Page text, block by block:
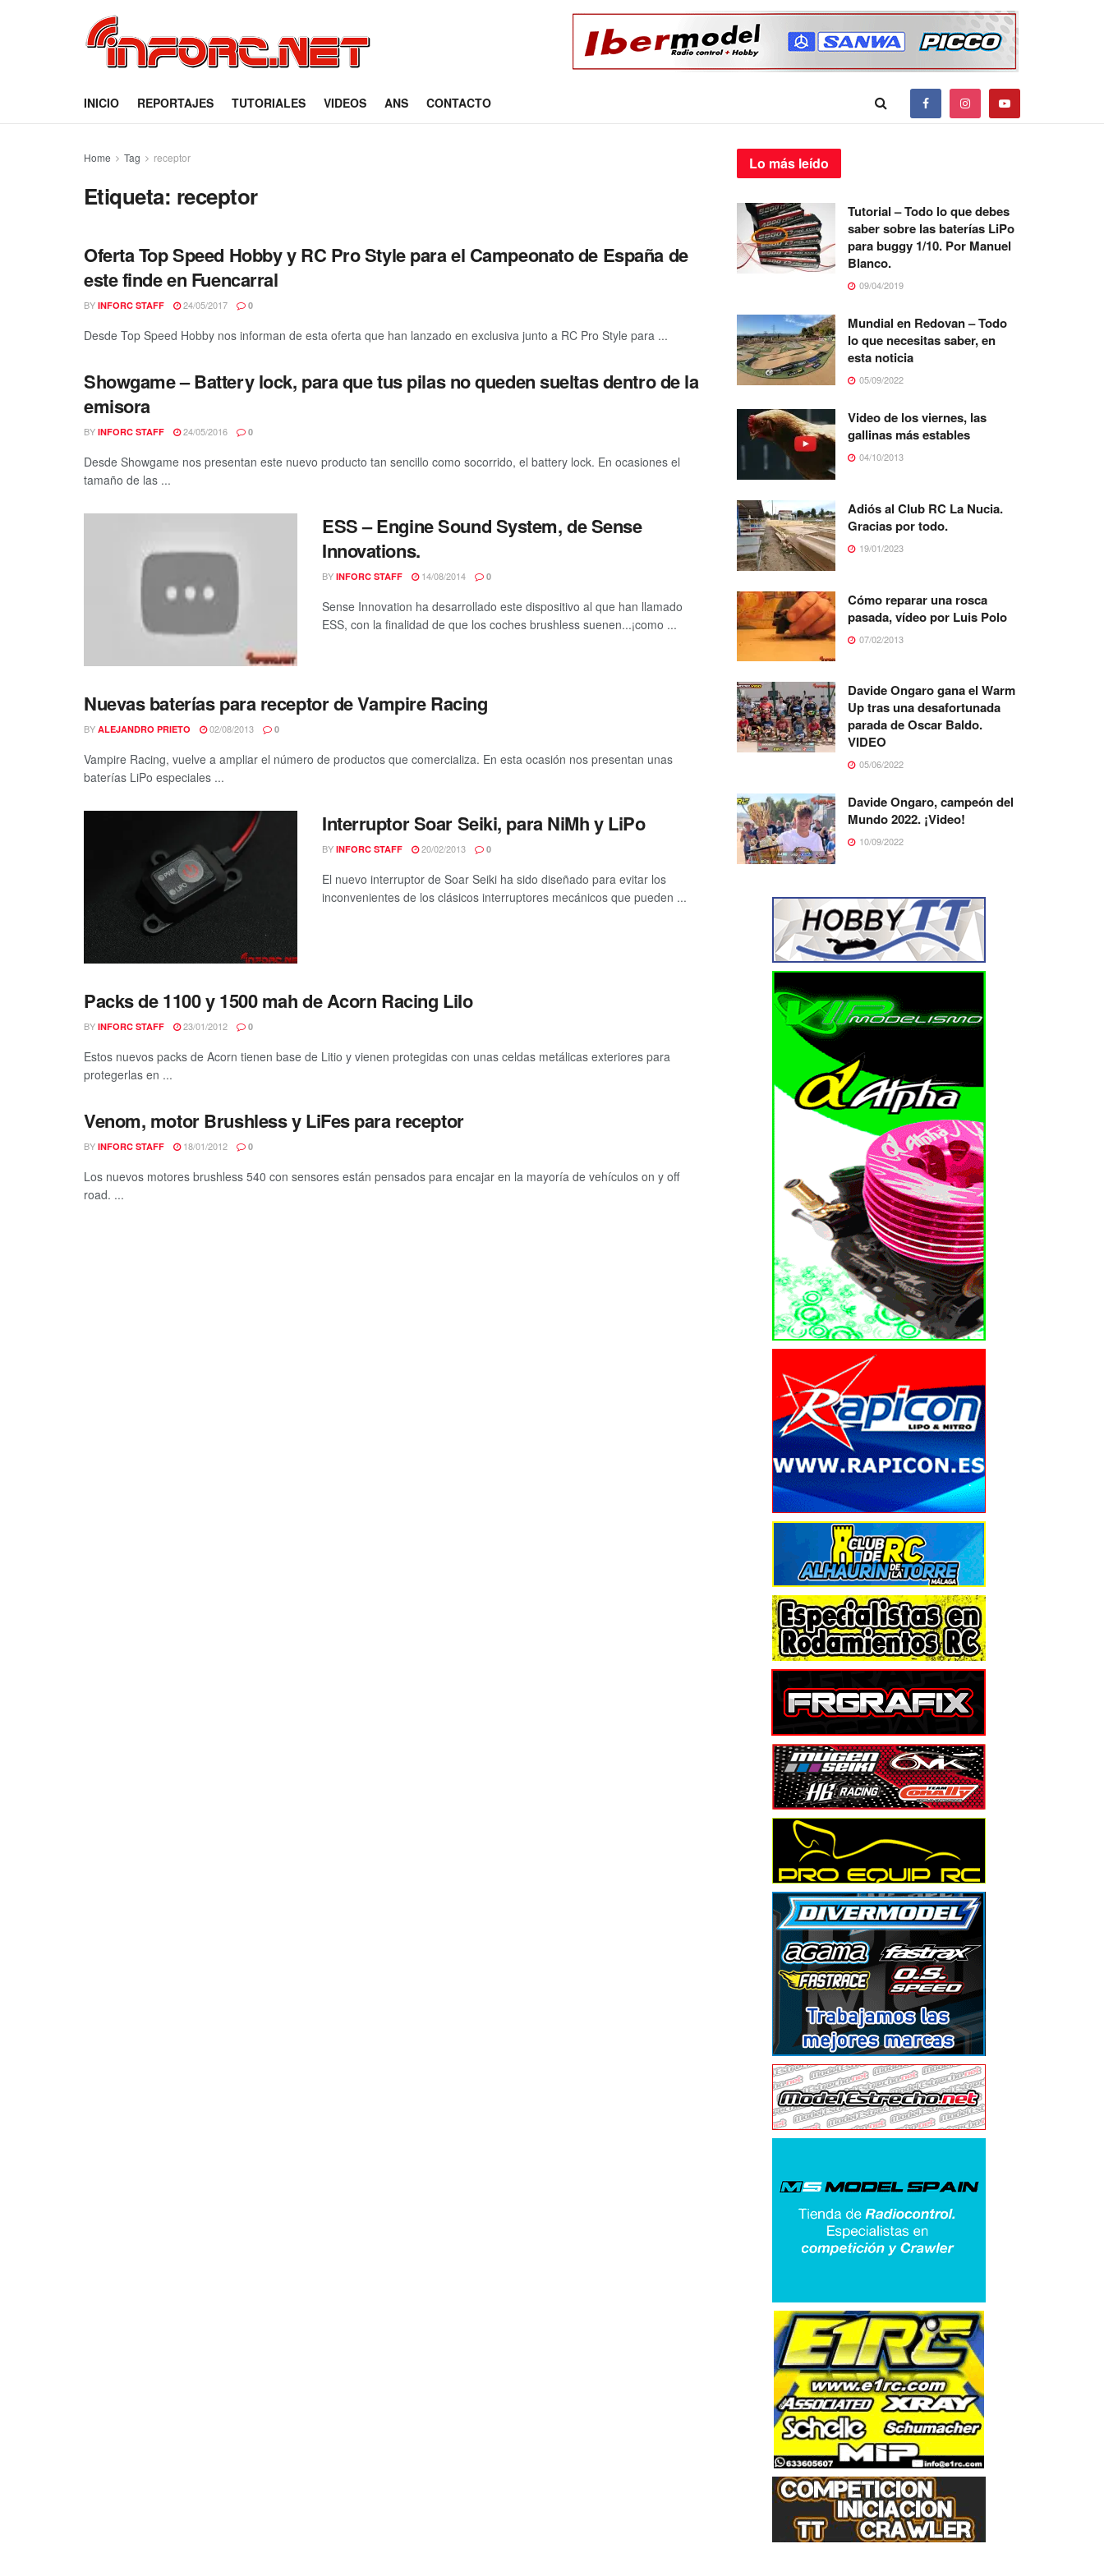
INICIO REPORTAJES TUTORIALES VIDEOS ANS CONTACTO
Home Tag receptor
Etiqueta: receptor
Oferta Top Speed Hobby y RC Pro Style para el Campeonato de España de
este finde en Fuencarral
BY INFORC STAFF 24/05/2017 0
Desde Top Speed Hobby nos informan de esta oferta que han lanzado en exclusiva junto a RC Pro Style para ...
Showgame – Battery lock, para que tus pilas no queden sueltas dentro de la
emisora
BY INFORC STAFF 24/05/2016 0
Desde Showgame nos presentan este nuevo producto tan sencillo como socorrido, el battery lock. En ocasiones el
tamaño de las ...
ESS – Engine Sound System, de Sense
Innovations.
BY INFORC STAFF 14/08/2014 0
Sense Innovation ha desarrollado este dispositivo al que han llamado
ESS, con la finalidad de que los coches brushless suenen...¡como ...
Nuevas baterías para receptor de Vampire Racing
BY ALEJANDRO PRIETO 02/08/2013 0
Vampire Racing, vuelve a ampliar el número de productos que comercializa. En esta ocasión nos presentan unas
baterías LiPo especiales ...
Interruptor Soar Seiki, para NiMh y LiPo
BY INFORC STAFF 20/02/2013 0
El nuevo interruptor de Soar Seiki ha sido diseñado para evitar los
inconvenientes de los clásicos interruptores mecánicos que pueden ...
Packs de 1100 y 1500 mah de Acorn Racing LiIo
BY INFORC STAFF 23/01/2012 0
Estos nuevos packs de Acorn tienen base de Litio y vienen protegidas con unas celdas metálicas exteriores para
protegerlas en ...
Venom, motor Brushless y LiFes para receptor
BY INFORC STAFF 18/01/2012 0
Los nuevos motores brushless 540 con sensores están pensados para encajar en la mayoría de vehículos on y off
road. ...
Lo más leído
Tutorial – Todo lo que debes
saber sobre las baterías LiPo
para buggy 1/10. Por Manuel
Blanco.
09/04/2019
Mundial en Redovan – Todo
lo que necesitas saber, en
esta noticia
05/09/2022
Video de los viernes, las
gallinas más estables
04/10/2013
Adiós al Club RC La Nucia.
Gracias por todo.
19/01/2023
Cómo reparar una rosca
pasada, vídeo por Luis Polo
07/02/2013
Davide Ongaro gana el Warm
Up tras una desafortunada
parada de Oscar Baldo.
VIDEO
05/06/2022
Davide Ongaro, campeón del
Mundo 2022. ¡Video!
10/09/2022